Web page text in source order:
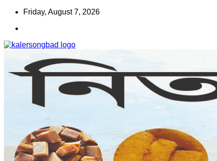
Skip
content
Friday, August 7, 2026
কালের সংবাদ
www.kalersongbad.com